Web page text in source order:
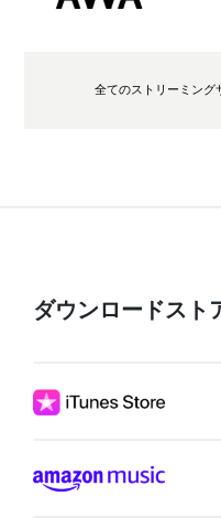
全てのストリーミング
ダウンロードスト